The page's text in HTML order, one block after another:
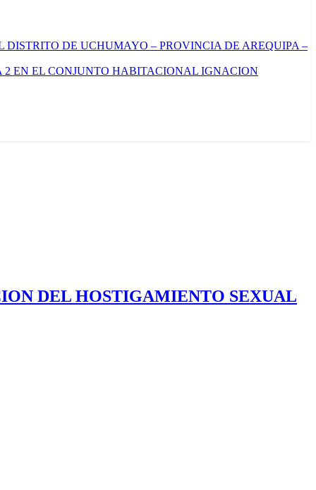
DISTRITO DE UCHUMAYO – PROVINCIA DE AREQUIPA –
EN EL CONJUNTO HABITACIONAL IGNACION
DEL HOSTIGAMIENTO SEXUAL